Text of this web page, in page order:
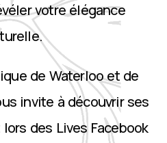
votre élégance
de Waterloo et de
invite à découvrir ses
des Lives Facebook